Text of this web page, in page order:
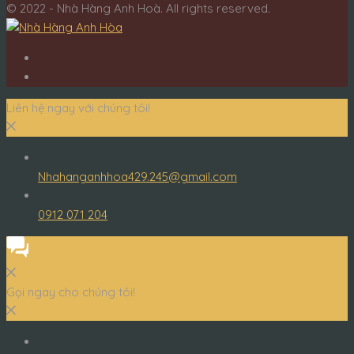
© 2022 - Nhà Hàng Anh Hoà. All rights reserved.
Liên hệ ngay với chúng tôi!
Nhahanganhhoa429.245@gmail.com
0912 071 204
Gọi ngay cho chúng tôi!